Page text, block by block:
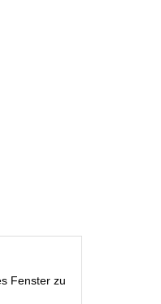
Fenster zu